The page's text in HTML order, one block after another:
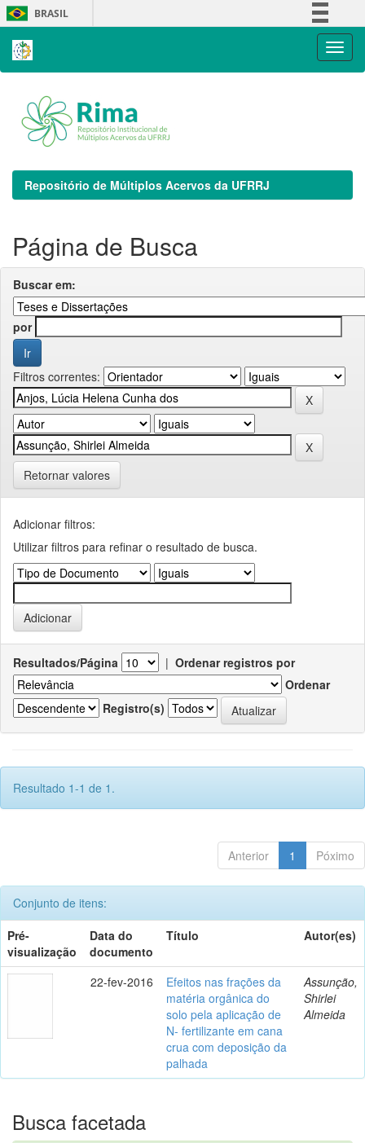
Skip
navigation
BRASIL
Repositório de Múltiplos Acervos da UFRRJ
Página de Busca
Buscar em:
por
Filtros correntes:
Retornar valores
Adicionar filtros:
Utilizar filtros para refinar o resultado de busca.
Resultados/Página | Ordenar registros por
Ordenar
Registro(s)
Resultado 1-1 de 1.
Anterior 1 Póximo
Conjunto de itens:
Pré-
visualização
Data do
documento
Título Autor(es)
22-fev-2016
Efeitos nas frações da
matéria orgânica do
solo pela aplicação de
N- fertilizante em cana
crua com deposição da
palhada
Assunção,
Shirlei
Almeida
Busca facetada